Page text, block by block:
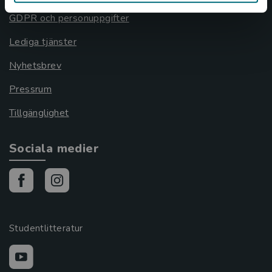
GDPR och personuppgifter
Lediga tjänster
Nyhetsbrev
Pressrum
Tillgänglighet
Sociala medier
Studentlitteratur